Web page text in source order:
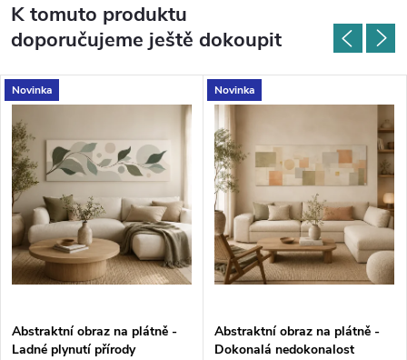
K tomuto produktu
doporučujeme ještě dokoupit
Novinka
Abstraktní obraz na plátně -
Ladné plynutí přírody
Novinka
Abstraktní obraz na plátně -
Dokonalá nedokonalost